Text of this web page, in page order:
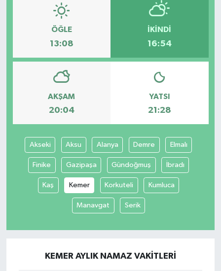
ÖĞLE
13:08
İKINDI
16:54
AKŞAM
20:04
YATSI
21:28
Akseki Aksu Alanya Demre Elmalı
Finike Gazipaşa Gündoğmuş İbradı
Kaş Kemer Korkuteli Kumluca
Manavgat Serik
KEMER AYLIK NAMAZ VAKITLERI